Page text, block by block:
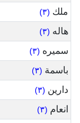
ملك (٣)
هاله (٣)
سميره (٣)
باسمة (٣)
دارين (٣)
انعام (٣)